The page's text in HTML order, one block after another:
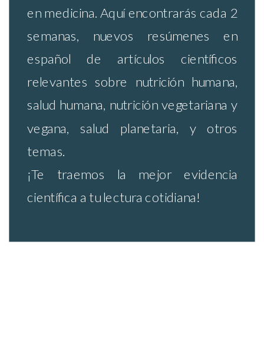
en medicina. Aquí encontrarás cada 2
semanas, nuevos resúmenes en
español de artículos científicos
relevantes sobre nutrición humana,
salud humana, nutrición vegetariana y
vegana, salud planetaria, y otros
temas.
¡Te traemos la mejor evidencia
científica a tu lectura cotidiana!